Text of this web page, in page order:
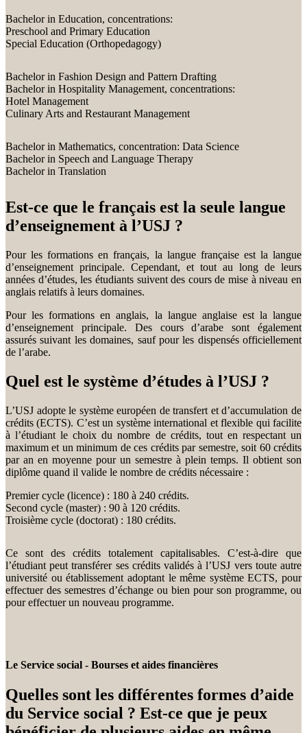
Bachelor in Education, concentrations:
Preschool and Primary Education
Special Education (Orthopedagogy)
Bachelor in Fashion Design and Pattern Drafting
Bachelor in Hospitality Management, concentrations:
Hotel Management
Culinary Arts and Restaurant Management
Bachelor in Mathematics, concentration: Data Science
Bachelor in Speech and Language Therapy
Bachelor in Translation
Est-ce que le français est la seule langue
d’enseignement à l’USJ ?
Pour les formations en français, la langue française est la langue
d’enseignement principale. Cependant, et tout au long de leurs
années d’études, les étudiants suivent des cours de mise à niveau en
anglais relatifs à leurs domaines.
Pour les formations en anglais, la langue anglaise est la langue
d’enseignement principale. Des cours d’arabe sont également
assurés suivant les domaines, sauf pour les dispensés officiellement
de l’arabe.
Quel est le système d’études à l’USJ ?
L’USJ adopte le système européen de transfert et d’accumulation de
crédits (ECTS). C’est un système international et flexible qui facilite
à l’étudiant le choix du nombre de crédits, tout en respectant un
maximum et un minimum de ces crédits par semestre, soit 60 crédits
par an en moyenne pour un semestre à plein temps. Il obtient son
diplôme quand il valide le nombre de crédits nécessaire :
Premier cycle (licence) : 180 à 240 crédits.
Second cycle (master) : 90 à 120 crédits.
Troisième cycle (doctorat) : 180 crédits.
Ce sont des crédits totalement capitalisables. C’est-à-dire que
l’étudiant peut transférer ses crédits validés à l’USJ vers toute autre
université ou établissement adoptant le même système ECTS, pour
effectuer des semestres d’échange ou bien pour son programme, ou
pour effectuer un nouveau programme.
Le Service social - Bourses et aides financières
Quelles sont les différentes formes d’aide
du Service social ? Est-ce que je peux